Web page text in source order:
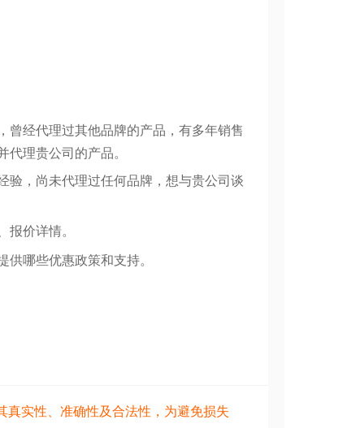
曾经代理过其他品牌的产品，有多年销售
代理贵公司的产品。
验，尚未代理过任何品牌，想与贵公司谈
报价详情。
供哪些优惠政策和支持。
真实性、准确性及合法性，为避免损失